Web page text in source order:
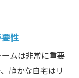
イント
音リフォーム
の選定方法
性
ムは非常に重要
静かな自宅はリ